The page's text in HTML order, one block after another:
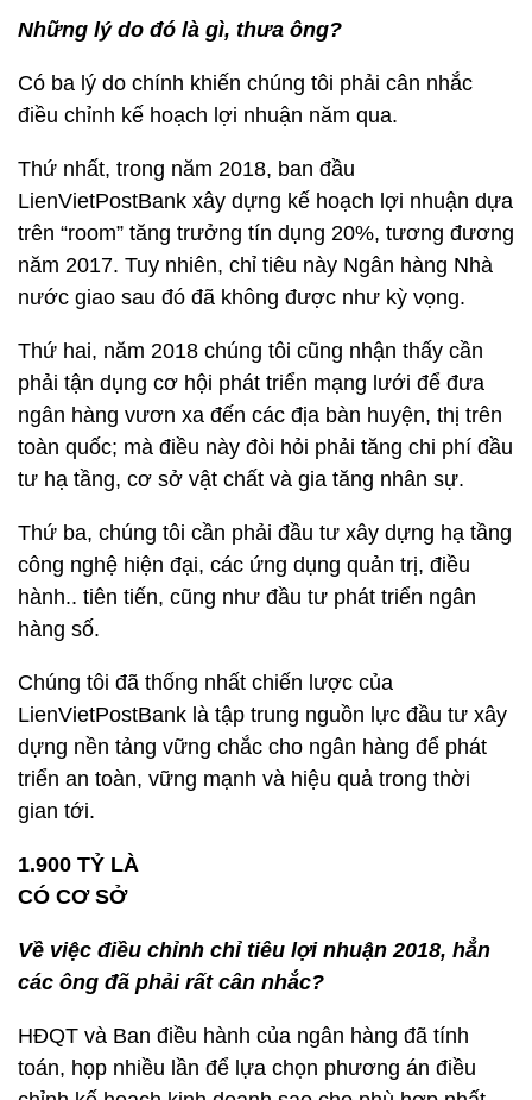
Những lý do đó là gì, thưa ông?
Có ba lý do chính khiến chúng tôi phải cân nhắc
điều chỉnh kế hoạch lợi nhuận năm qua.
Thứ nhất, trong năm 2018, ban đầu
LienVietPostBank xây dựng kế hoạch lợi nhuận dựa
trên “room” tăng trưởng tín dụng 20%, tương đương
năm 2017. Tuy nhiên, chỉ tiêu này Ngân hàng Nhà
nước giao sau đó đã không được như kỳ vọng.
Thứ hai, năm 2018 chúng tôi cũng nhận thấy cần
phải tận dụng cơ hội phát triển mạng lưới để đưa
ngân hàng vươn xa đến các địa bàn huyện, thị trên
toàn quốc; mà điều này đòi hỏi phải tăng chi phí đầu
tư hạ tầng, cơ sở vật chất và gia tăng nhân sự.
Thứ ba, chúng tôi cần phải đầu tư xây dựng hạ tầng
công nghệ hiện đại, các ứng dụng quản trị, điều
hành.. tiên tiến, cũng như đầu tư phát triển ngân
hàng số.
Chúng tôi đã thống nhất chiến lược của
LienVietPostBank là tập trung nguồn lực đầu tư xây
dựng nền tảng vững chắc cho ngân hàng để phát
triển an toàn, vững mạnh và hiệu quả trong thời
gian tới.
1.900 TỶ LÀ
CÓ CƠ SỞ
Về việc điều chỉnh chỉ tiêu lợi nhuận 2018, hẳn
các ông đã phải rất cân nhắc?
HĐQT và Ban điều hành của ngân hàng đã tính
toán, họp nhiều lần để lựa chọn phương án điều